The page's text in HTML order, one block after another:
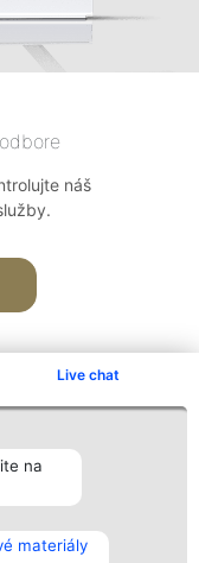
Live chat
na
materiály
náš
Kontakt
Kontakt